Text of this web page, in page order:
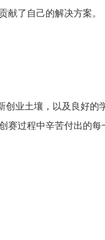
献了自己的解决方案。
业土壤，以及良好
过程中辛苦付出的